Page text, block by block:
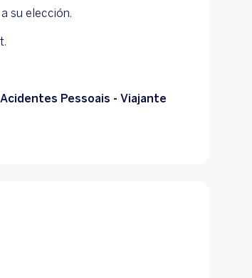
a su elección.
Pessoais - Viajante